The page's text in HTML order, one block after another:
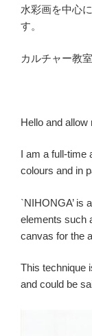
水彩画を中心
す。
カルチャー教室
Hello and
I am a full-time
colours and in
`NIHONGA’ is
elements such
canvas for the
This technique
and could be